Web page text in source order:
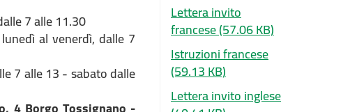
7 alle 11.30
al venerdì, dalle 7
7 alle 13 - sabato dalle
Lettera invito
francese(57.06 KB)
Istruzioni francese
(59.13 KB)
Lettera invito inglese